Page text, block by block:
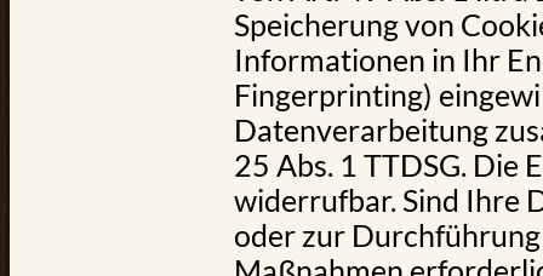
Speicherung von
Informationen in Ihr
Fingerprinting)
Datenverarbeitung
25 Abs. 1 TTDSG. Die
widerrufbar. Sind Ihre
oder zur